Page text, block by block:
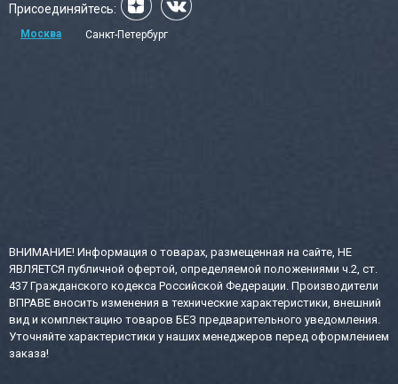
Присоединяйтесь:
Москва Санкт-Петербург
ВНИМАНИЕ! Информация о товарах, размещенная на сайте, НЕ
ЯВЛЯЕТСЯ публичной офертой, определяемой положениями ч.2, ст.
437 Гражданского кодекса Российской Федерации. Производители
ВПРАВЕ вносить изменения в технические характеристики, внешний
вид и комплектацию товаров БЕЗ предварительного уведомления.
Уточняйте характеристики у наших менеджеров перед оформлением
заказа!